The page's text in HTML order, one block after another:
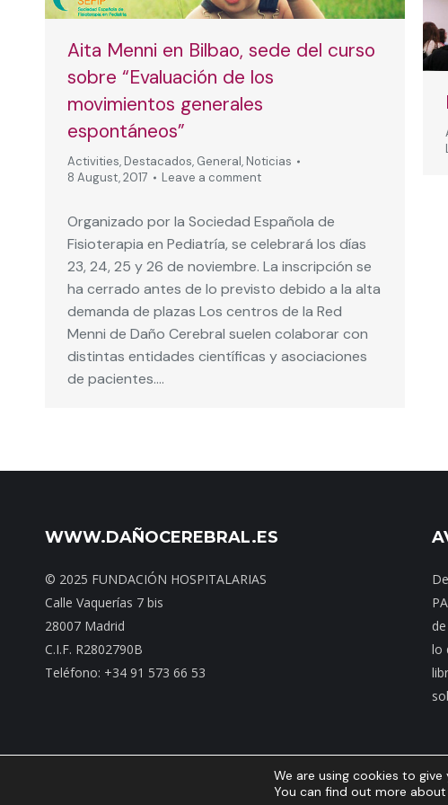
Aita Menni en Bilbao, sede del curso
sobre “Evaluación de los
movimientos generales
espontáneos”
Activities, Destacados, General, Noticias
8 August, 2017
Leave a comment
Organizado por la Sociedad Española de
Fisioterapia en Pediatría, se celebrará los días
23, 24, 25 y 26 de noviembre. La inscripción se
ha cerrado antes de lo previsto debido a la alta
demanda de plazas Los centros de la Red
Menni de Daño Cerebral suelen colaborar con
distintas entidades científicas y asociaciones
de pacientes.…
WWW.DAÑOCEREBRAL.ES
© 2025 FUNDACIÓN HOSPITALARIAS
Calle Vaquerías 7 bis
28007 Madrid
C.I.F. R2802790B
Teléfono: +34 91 573 66 53
lo
Inicio|Mapa web|
We are using cookies to
You can find out more